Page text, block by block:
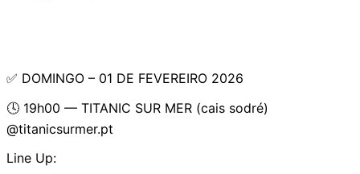
✅ DOMINGO – 01 DE FEVEREIRO 2026
🕓 19h00 — TITANIC SUR MER (cais sodré)
@titanicsurmer.pt
Line Up: